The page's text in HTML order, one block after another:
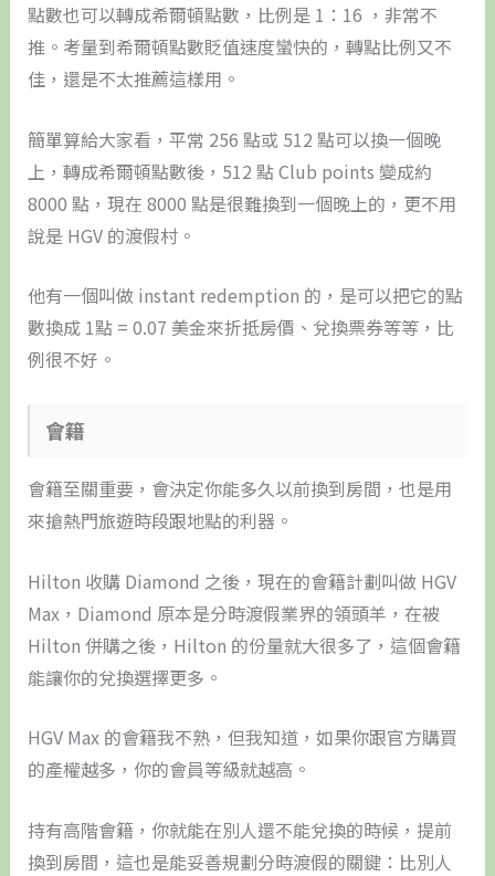
點數也可以轉成希爾頓點數，比例是 1：16 ，非常不
推。考量到希爾頓點數貶值速度蠻快的，轉點比例又不
佳，還是不太推薦這樣用。
簡單算給大家看，平常 256 點或 512 點可以換一個晚
上，轉成希爾頓點數後，512 點 Club points 變成約
8000 點，現在 8000 點是很難換到一個晚上的，更不用
說是 HGV 的渡假村。
他有一個叫做 instant redemption 的，是可以把它的點
數換成 1點 = 0.07 美金來折抵房價、兌換票券等等，比
例很不好。
會籍
會籍至關重要，會決定你能多久以前換到房間，也是用
來搶熱門旅遊時段跟地點的利器。
Hilton 收購 Diamond 之後，現在的會籍計劃叫做 HGV
Max，Diamond 原本是分時渡假業界的領頭羊，在被
Hilton 併購之後，Hilton 的份量就大很多了，這個會籍
能讓你的兌換選擇更多。
HGV Max 的會籍我不熟，但我知道，如果你跟官方購買
的產權越多，你的會員等級就越高。
持有高階會籍，你就能在別人還不能兌換的時候，提前
換到房間，這也是能妥善規劃分時渡假的關鍵：比別人